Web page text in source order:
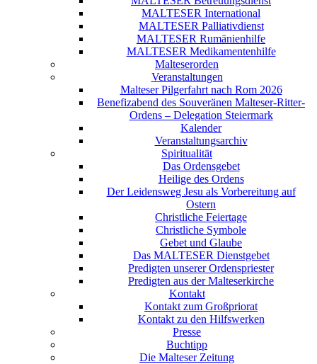
MALTESER International
MALTESER Palliativdienst
MALTESER Rumänienhilfe
MALTESER Medikamentenhilfe
Malteserorden
Veranstaltungen
Malteser Pilgerfahrt nach Rom 2026
Benefizabend des Souveränen Malteser-Ritter-
Ordens – Delegation Steiermark
Kalender
Veranstaltungsarchiv
Spiritualität
Das Ordensgebet
Heilige des Ordens
Der Leidensweg Jesu als Vorbereitung auf
Ostern
Christliche Feiertage
Christliche Symbole
Gebet und Glaube
Das MALTESER Dienstgebet
Predigten unserer Ordenspriester
Predigten aus der Malteserkirche
Kontakt
Kontakt zum Großpriorat
Kontakt zu den Hilfswerken
Presse
Buchtipp
Die Malteser Zeitung